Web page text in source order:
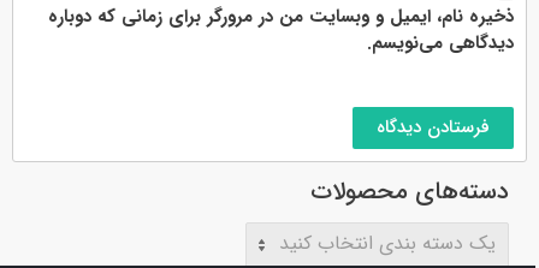
ذخیره نام، ایمیل و وبسایت من در مرورگر برای زمانی که دوباره
دیدگاهی می‌نویسم.
دسته‌های محصولات
یک دسته بندی انتخاب کنید